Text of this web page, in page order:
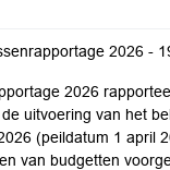
2026 -
2026
uitvoering van het
(peildatum 1 april
van budgetten